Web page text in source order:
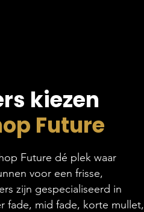
kiezen
Future
Future dé plek waar
voor een frisse,
zijn gespecialiseerd in
fade, mid fade, korte mullet,